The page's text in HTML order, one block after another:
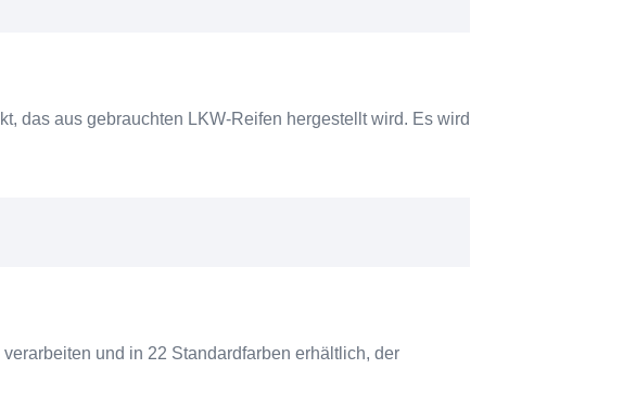
das aus gebrauchten LKW-Reifen hergestellt wird. Es wird
und in 22 Standardfarben erhältlich, der